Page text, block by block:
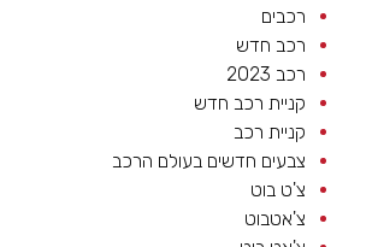
רכבים
רכב חדש
רכב 2023
קניית רכב חדש
קניית רכב
צבעים חדשים בעולם הרכב
צ'ט בוט
צ'אטבוט